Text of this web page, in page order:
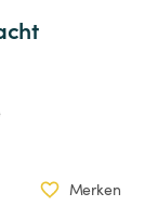
Merken